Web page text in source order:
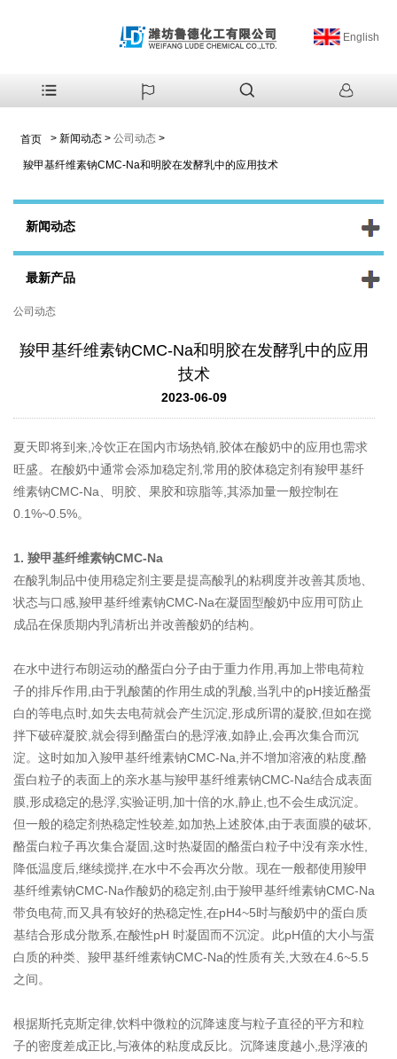
English
首页 > 新闻动态 > 公司动态 >
羧甲基纤维素钠CMC-Na和明胶在发酵乳中的应用技术
新闻动态
最新产品
公司动态
羧甲基纤维素钠CMC-Na和明胶在发酵乳中的应用
技术
2023-06-09
夏天即将到来,冷饮正在国内市场热销,胶体在酸奶中的应用也需求
旺盛。在酸奶中通常会添加稳定剂,常用的胶体稳定剂有羧甲基纤
维素钠CMC-Na、明胶、果胶和琼脂等,其添加量一般控制在
0.1%~0.5%。
1. 羧甲基纤维素钠CMC-Na
在酸乳制品中使用稳定剂主要是提高酸乳的粘稠度并改善其质地、
状态与口感,羧甲基纤维素钠CMC-Na在凝固型酸奶中应用可防止
成品在保质期内乳清析出并改善酸奶的结构。
在水中进行布朗运动的酪蛋白分子由于重力作用,再加上带电荷粒
子的排斥作用,由于乳酸菌的作用生成的乳酸,当乳中的pH接近酪蛋
白的等电点时,如失去电荷就会产生沉淀,形成所谓的凝胶,但如在搅
拌下破碎凝胶,就会得到酪蛋白的悬浮液,如静止,会再次集合而沉
淀。这时如加入羧甲基纤维素钠CMC-Na,并不增加溶液的粘度,酪
蛋白粒子的表面上的亲水基与羧甲基纤维素钠CMC-Na结合成表面
膜,形成稳定的悬浮,实验证明,加十倍的水,静止,也不会生成沉淀。
但一般的稳定剂热稳定性较差,如加热上述胶体,由于表面膜的破坏,
酪蛋白粒子再次集合凝固,这时热凝固的酪蛋白粒子中没有亲水性,
降低温度后,继续搅拌,在水中不会再次分散。现在一般都使用羧甲
基纤维素钠CMC-Na作酸奶的稳定剂,由于羧甲基纤维素钠CMC-Na
带负电荷,而又具有较好的热稳定性,在pH4~5时与酸奶中的蛋白质
基结合形成分散系,在酸性pH 时凝固而不沉淀。此pH值的大小与蛋
白质的种类、羧甲基纤维素钠CMC-Na的性质有关,大致在4.6~5.5
之间。
根据斯托克斯定律,饮料中微粒的沉降速度与粒子直径的平方和粒
子的密度差成正比,与液体的粘度成反比。沉降速度越小,悬浮液的